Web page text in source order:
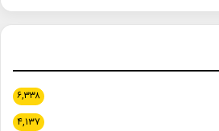
۶,۳۳۸
۴,۱۳۷